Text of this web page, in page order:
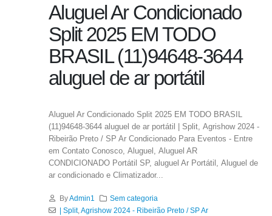
Aluguel Ar Condicionado
Split 2025 EM TODO
BRASIL (11)94648-3644
aluguel de ar portátil
Aluguel Ar Condicionado Split 2025 EM TODO BRASIL
(11)94648-3644 aluguel de ar portátil | Split, Agrishow 2024 -
Ribeirão Preto / SP Ar Condicionado Para Eventos - Entre
em Contato Conosco, Aluguel, Aluguel AR
CONDICIONADO Portátil SP, aluguel Ar Portátil, Aluguel de
ar condicionado e Climatizador...
ByAdmin1
Sem categoria
| Split, Agrishow 2024 - Ribeirão Preto / SP Ar